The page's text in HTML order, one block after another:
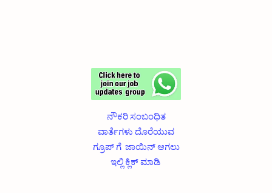
ನೌಕರಿ ಸಂಬಂಧಿತ
ವಾರ್ತೆಗಳು ದೊರೆಯುವ
ಗ್ರೂಪ್ ಗೆ ಜಾಯಿನ್ ಆಗಲು
ಇಲ್ಲಿ ಕ್ಲಿಕ್ ಮಾಡಿ